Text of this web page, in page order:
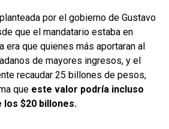
por el gobierno de Gustavo
que el mandatario estaba en
era que quienes más aportaran al
de mayores ingresos, y el
recaudar 25 billones de pesos,
que este valor podría incluso
$20 billones.